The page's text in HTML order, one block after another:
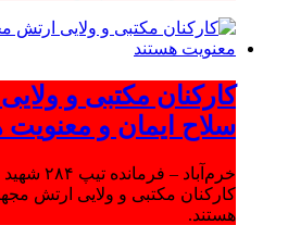
کارکنان مکتبی و
سلاح ایمان و معنویت
خرم‌آباد
کارکنان مکتبی و ولایی ارتش
هستند.